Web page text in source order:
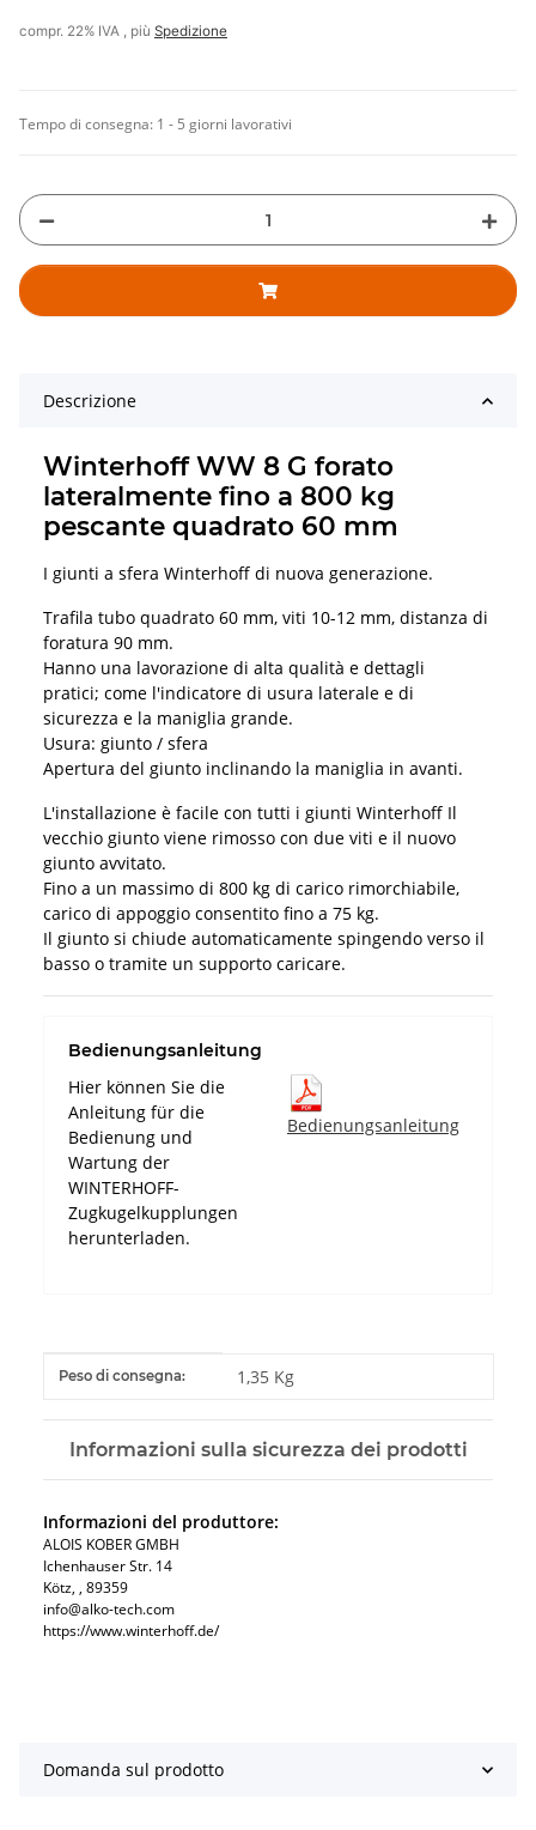
compr. 22% IVA , più Spedizione
Tempo di consegna: 1 - 5 giorni lavorativi
Descrizione
Winterhoff WW 8 G forato
lateralmente fino a 800 kg
pescante quadrato 60 mm
I giunti a sfera Winterhoff di nuova generazione.
Trafila tubo quadrato 60 mm, viti 10-12 mm, distanza di
foratura 90 mm.
Hanno una lavorazione di alta qualità e dettagli
pratici; come l'indicatore di usura laterale e di
sicurezza e la maniglia grande.
Usura: giunto / sfera
Apertura del giunto inclinando la maniglia in avanti.
L'installazione è facile con tutti i giunti Winterhoff Il
vecchio giunto viene rimosso con due viti e il nuovo
giunto avvitato.
Fino a un massimo di 800 kg di carico rimorchiabile,
carico di appoggio consentito fino a 75 kg.
Il giunto si chiude automaticamente spingendo verso il
basso o tramite un supporto caricare.
Bedienungsanleitung
Hier können Sie die
Anleitung für die
Bedienung und
Wartung der
WINTERHOFF-
Zugkugelkupplungen
herunterladen.
Bedienungsanleitung
#productDetails.itemInformation#
#productDetails.itemValue#
Peso di consegna: 1,35 Kg
Informazioni sulla sicurezza dei prodotti
Informazioni del produttore:
ALOIS KOBER GMBH​
Ichenhauser Str. 14
Kötz​, , 89359
info@alko-tech.com
https://www.winterhoff.de/
Domanda sul prodotto